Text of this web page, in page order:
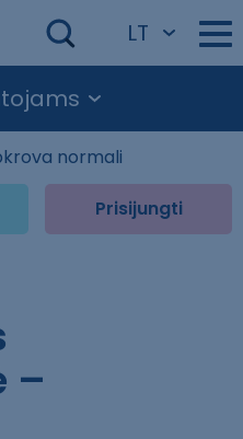
LT
normali
Prisijungti
–